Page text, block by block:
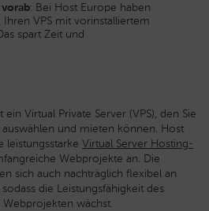
vorab: Bei Host Europe haben
Ihren VPS mit vorinstalliertem
spart Zeit und
Virtual Private Server (VPS), den Sie
und mieten können. Host
leistungsstarke Virtual Server Hosting-
Webprojekte an. Die
sich auch nachträglich flexibel an
die Leistungsfähigkeit des
wächst.